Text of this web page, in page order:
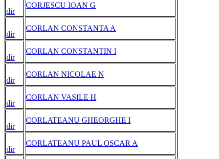
dir
CORJESCU IOAN G
dir
CORLAN CONSTANTA A
dir
CORLAN CONSTANTIN I
dir
CORLAN NICOLAE N
dir
CORLAN VASILE H
dir
CORLATEANU GHEORGHE I
dir
CORLATEANU PAUL OSCAR A